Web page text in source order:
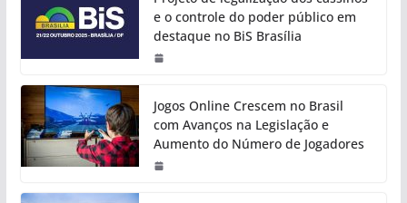
e o controle do poder público em
destaque no BiS Brasília
Jogos Online Crescem no Brasil
com Avanços na Legislação e
Aumento do Número de Jogadores